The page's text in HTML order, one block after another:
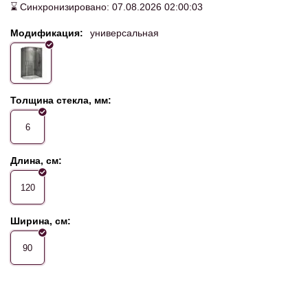
⌛ Синхронизировано: 07.08.2026 02:00:03
Модификация: универсальная
Толщина стекла, мм:
6
Длина, см:
120
Ширина, см:
90